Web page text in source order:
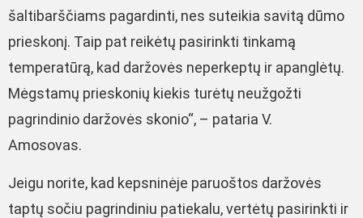
šaltibarščiams pagardinti, nes suteikia savitą dūmo
prieskonį. Taip pat reikėtų pasirinkti tinkamą
temperatūrą, kad daržovės neperkeptų ir apanglėtų.
Mėgstamų prieskonių kiekis turėtų neužgožti
pagrindinio daržovės skonio“, – pataria V.
Amosovas.
Jeigu norite, kad kepsninėje paruoštos daržovės
taptų sočiu pagrindiniu patiekalu, vertėtų pasirinkti ir